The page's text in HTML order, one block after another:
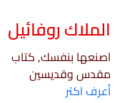
الملاك روفائيل
اصنعها بنفسك, كتاب
مقدس وقديسين
أعرف اكتر